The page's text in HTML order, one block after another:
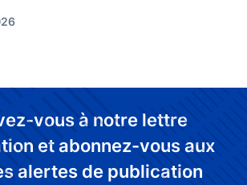
vous à notre lettre
et abonnez-vous aux
alertes de publication